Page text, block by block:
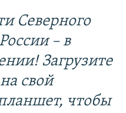
Северного
– в
Загрузите
свой
чтобы